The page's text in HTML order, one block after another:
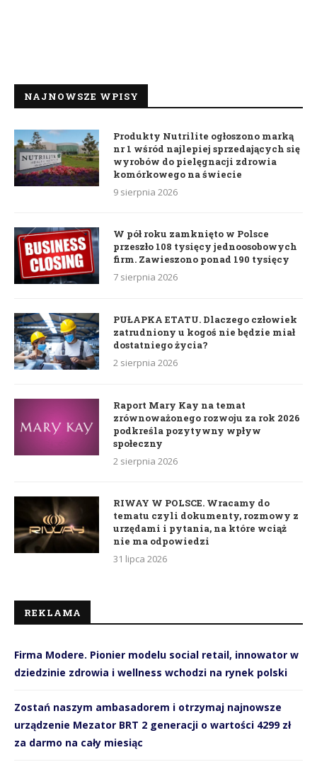
NAJNOWSZE WPISY
Produkty Nutrilite ogłoszono marką
nr 1 wśród najlepiej sprzedających się
wyrobów do pielęgnacji zdrowia
komórkowego na świecie
9 sierpnia 2026
W pół roku zamknięto w Polsce
przeszło 108 tysięcy jednoosobowych
firm. Zawieszono ponad 190 tysięcy
7 sierpnia 2026
PUŁAPKA ETATU. Dlaczego człowiek
zatrudniony u kogoś nie będzie miał
dostatniego życia?
2 sierpnia 2026
Raport Mary Kay na temat
zrównoważonego rozwoju za rok 2026
podkreśla pozytywny wpływ
społeczny
2 sierpnia 2026
RIWAY W POLSCE. Wracamy do
tematu czyli dokumenty, rozmowy z
urzędami i pytania, na które wciąż
nie ma odpowiedzi
31 lipca 2026
REKLAMA
Firma Modere. Pionier modelu social retail, innowator w
dziedzinie zdrowia i wellness wchodzi na rynek polski
Zostań naszym ambasadorem i otrzymaj najnowsze
urządzenie Mezator BRT 2 generacji o wartości 4299 zł
za darmo na cały miesiąc